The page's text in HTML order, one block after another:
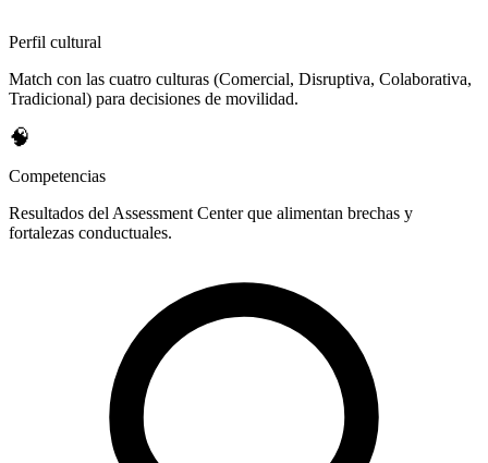
Perfil cultural
Match con las cuatro culturas (Comercial, Disruptiva, Colaborativa,
Tradicional) para decisiones de movilidad.
🧠
Competencias
Resultados del Assessment Center que alimentan brechas y
fortalezas conductuales.